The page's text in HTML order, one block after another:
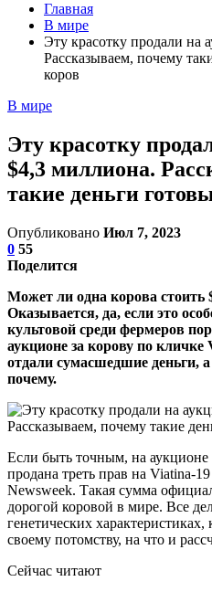
Главная
В мире
Эту красотку продали на
Рассказываем, почему
коров
В мире
Эту красотку
$4,3 миллиона.
такие деньги
Опубликовано Июл 7, 2023
0 55
Поделится
Может ли одна корова стоить
Оказывается, да, если это
культовой среди фермеров
аукционе за корову по
отдали сумасшедшие деньги,
почему.
Если быть точным, на
продана треть прав на Viatina-
Newsweek. Такая сумма
дорогой коровой в мире. Все
генетических
своему потомству, на что и
Сейчас читают